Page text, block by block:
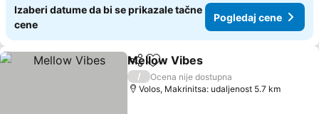
Izaberi datume da bi se prikazale tačne
cene
Pogledaj cene
Deli Dodati u favorite
Mellow Vibes
/
Ocena nije dostupna
Volos, Makrinitsa: udaljenost 5.7 km